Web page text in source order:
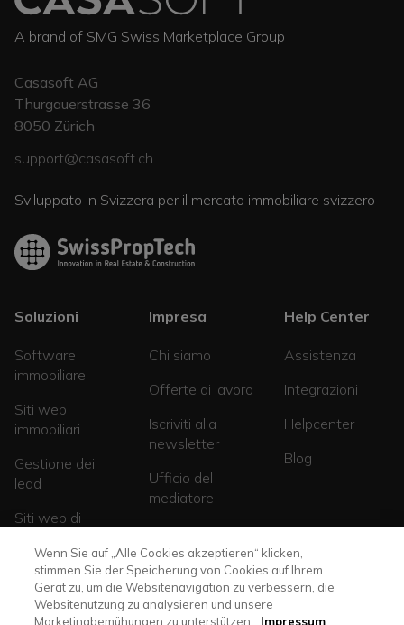
A brand of SMG Swiss Marketplace Group
Casasoft AG
Thurgauerstrasse 36
8050 Zürich
support@casasoft.ch
Sviluppato in Svizzera per il mercato immobiliare svizzero
Soluzioni
Software
immobiliare
Siti web
immobiliari
Gestione dei
lead
Siti web di
Impresa
Chi siamo
Offerte di lavoro
Iscriviti alla
newsletter
Ufficio del
mediatore
Help Center
Assistenza
Integrazioni
Helpcenter
Blog
Wenn Sie auf „Alle Cookies akzeptieren“ klicken,
stimmen Sie der Speicherung von Cookies auf Ihrem
Gerät zu, um die Websitenavigation zu verbessern, die
Websitenutzung zu analysieren und unsere
Marketingbemühungen zu unterstützen.
Impressum